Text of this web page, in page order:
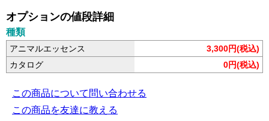
オプションの値段詳細
種類
アニマルエッセンス
3,300円(税込)
カタログ
0円(税込)
この商品について問い合わせる
この商品を友達に教える